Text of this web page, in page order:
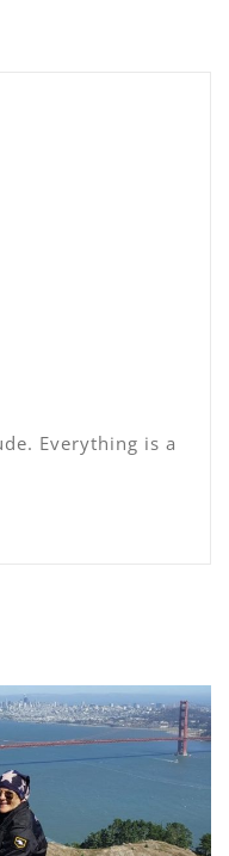
Everything is a